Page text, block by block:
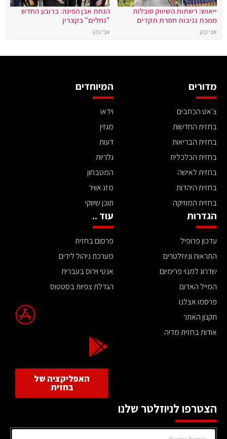
ייאוש: רשתות השיווק סובלות
ממכת גניבות חסרת תקדים
אבי כהן
הנחת אבן הפינה: ברובע החדש
"נחלים" בקצרין
אבי כהן
מדורים
צ'אט הכתבים
בחזית החדשות
בחזית הבריאות
בחזית הכלכלית
בחזית לאישה
בחזית היהדות
בחזית המוזיקה
המיוחדים
וידאו
מגזין
דעות
גלריות
המטבחון
מזג אוויר
תוכן שיווקי
הגדרות
עדכון פרופיל
התראות וניוזלטרים
שדרוג למנוי פרימיום
המייל האדום
פרסמו אצלנו
תקנון האתר
אודות בחזית מדיה
עוד ..
פרסום בחזית
מערכת ניהול לידים
אנטי וירוס בעברית
הגדלת צפיות בסטטוס
האפליקציה של
בחזית
הצטרפו לניוזלטר שלנו